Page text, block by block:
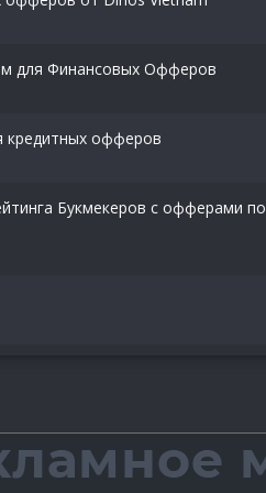
для Финансовых Офферов
кредитных офферов
Букмекеров с офферами